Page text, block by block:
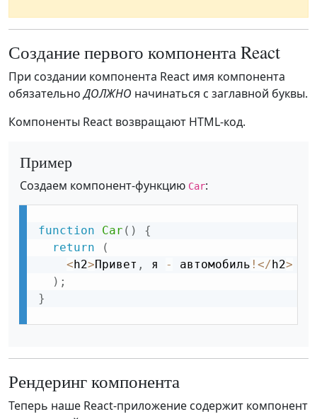
Создание первого компонента React
При создании компонента React имя компонента
обязательноДОЛЖНО начинаться с заглавной буквы.
Компоненты React возвращают HTML-код.
Пример
Создаем компонент-функцию Car:
function Car ( )
{
return
(
< h2>Привет , я - автомобиль ! </ h2>
) ;
}
Рендеринг компонента
Теперь наше React-приложение содержит компонент